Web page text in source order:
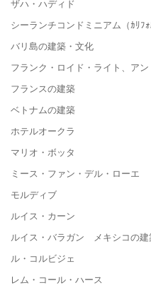
ザハ・ハディド
シーランチコンドミニアム（ｶﾘﾌ
バリ島の建築・文化
フランク・ロイド・ライト、ア
フランスの建築
ベトナムの建築
ホテルオークラ
マリオ・ボッタ
ミース・ファン・デル・ロー
モルディブ
ルイス・カーン
ルイス・バラガン メキシコの建
ル・コルビジェ
レム・コール・ハース